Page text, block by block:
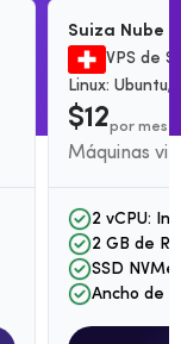
Suiza Nube 2
VPS de
Linux:
$12por mes
Máquinas
2 vCPU:
2 GB de
SSD
Ancho de